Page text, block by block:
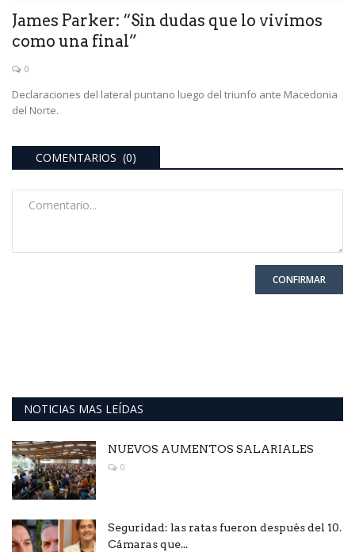
James Parker: “Sin dudas que lo vivimos
como una final”
0
Declaraciones del lateral puntano luego del triunfo ante Macedonia
del Norte.
COMENTARIOS (0)
CONFIRMAR
NOTICIAS MAS LEÍDAS
NUEVOS AUMENTOS SALARIALES
0
Seguridad: las ratas fueron después del 10.
Cámaras que...